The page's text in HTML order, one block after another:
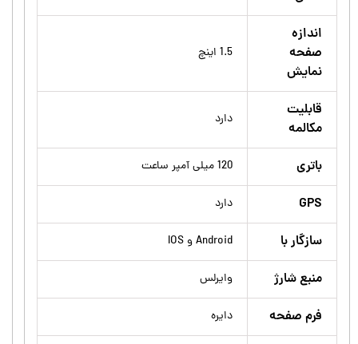
اندازه
صفحه
نمایش
1.5 اینچ
قابلیت
مکالمه
دارد
باتری 120 میلی آمپر ساعت
GPS دارد
سازگار با Android و IOS
منبع شارژ وایرلس
فرم صفحه دایره